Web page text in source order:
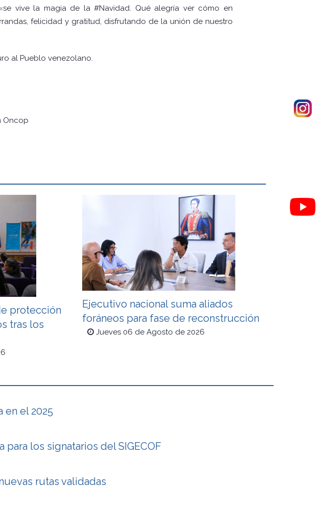
vive la magia de la #Navidad. Qué alegría ver cómo en
felicidad y gratitud, disfrutando de la unión de nuestro
al Pueblo venezolano.
Oncop
protección
tras los
Ejecutivo nacional suma aliados
foráneos para fase de reconstrucción
Jueves 06 de Agosto de 2026
en el 2025
los signatarios del SIGECOF
rutas validadas